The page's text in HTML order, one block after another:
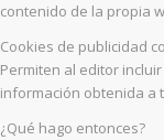
contenido de la propia
Cookies de publicidad
Permiten al editor
información obtenida a
¿Qué hago entonces?